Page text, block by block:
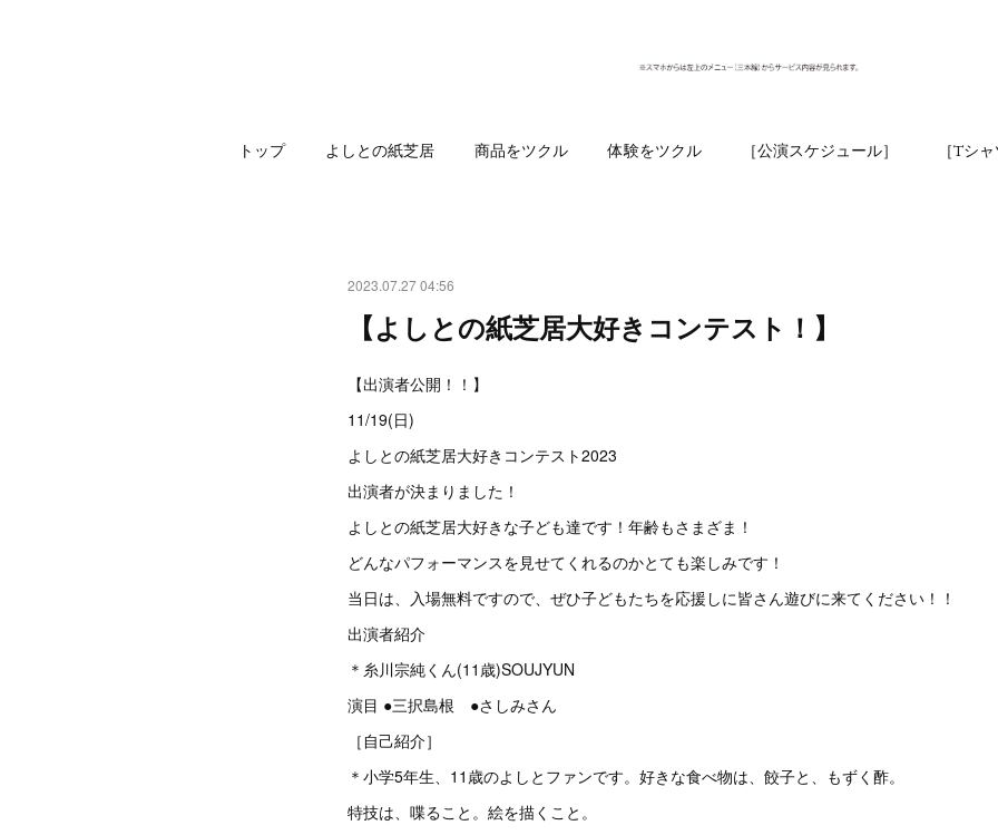
トップ よしとの紙芝居 商品をツクル 体験をツクル ［公演スケジュール］ ［Tシ
2023.07.27 04:56
【よしとの紙芝居大好きコンテスト！】
【出演者公開！！】
11/19(日)
よしとの紙芝居大好きコンテスト2023
出演者が決まりました！
よしとの紙芝居大好きな子ども達です！年齢もさまざま！
どんなパフォーマンスを見せてくれるのかとても楽しみです！
当日は、入場無料ですので、ぜひ子どもたちを応援しに皆さん遊びに来てください！！
出演者紹介
＊糸川宗純くん(11歳)SOUJYUN
演目 ●三択島根 ●さしみさん
［自己紹介］
＊小学5年生、11歳のよしとファンです。好きな食べ物は、餃子と、もずく酢。
特技は、喋ること。絵を描くこと。